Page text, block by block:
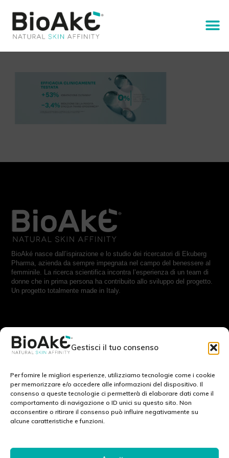
Gestisci il tuo consenso
Per fornire le migliori esperienze, utilizziamo tecnologie come i cookie
per memorizzare e/o accedere alle informazioni del dispositivo. Il
consenso a queste tecnologie ci permetterà di elaborare dati come il
comportamento di navigazione o ID unici su questo sito. Non
acconsentire o ritirare il consenso può influire negativamente su
alcune caratteristiche e funzioni.
BioAké nasce dall’ispirazione e lo studio dei ricercatori di Ekuberg
Pharma, azienda da sempre impegnata nel campo del benessere al
femminile. La ricerca scientifica incontra l’esperienza di un team di
donne che in prima persona ha contribuito allo sviluppo del progetto.
Un progetto totalmente made in Italy.
RESTA IN CONTATTO CON NOI:
Cookie Policy (EU)
Privacy Policy